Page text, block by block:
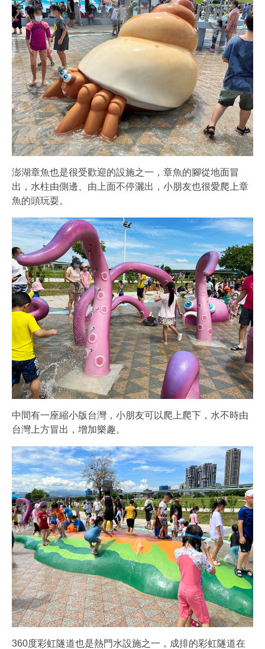
澎湖章魚也是很受歡迎的設施之一，章魚的腳從地面冒
出，水柱由側邊、由上面不停灑出，小朋友也很愛爬上章
魚的頭玩耍。
中間有一座縮小版台灣，小朋友可以爬上爬下，水不時由
台灣上方冒出，增加樂趣。
360度彩虹隧道也是熱門水設施之一，成排的彩虹隧道在